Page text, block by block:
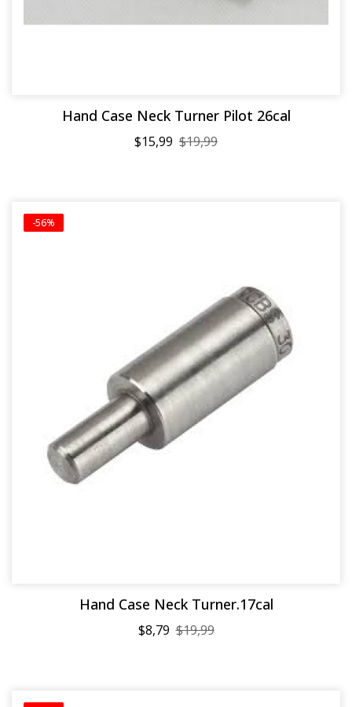
Hand Case Neck Turner Pilot 26cal
$15,99 $19,99
-56%
Hand Case Neck Turner.17cal
$8,79 $19,99